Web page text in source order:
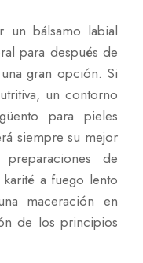
un bálsamo labial
para después de
gran opción. Si
un contorno
para pieles
siempre su mejor
de
a fuego lento
maceración en
de los principios